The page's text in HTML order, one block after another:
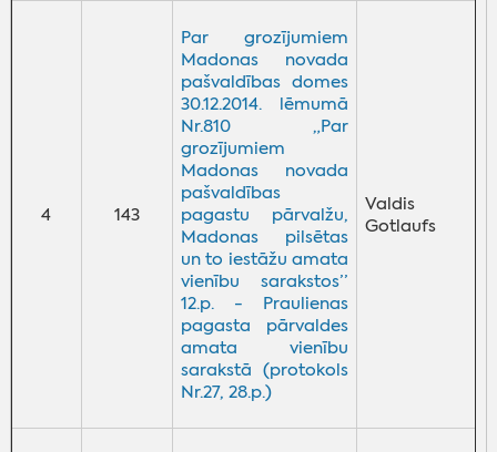
4 143
Par grozījumiem
Madonas novada
pašvaldības domes
30.12.2014. lēmumā
Nr.810 „Par
grozījumiem
Madonas novada
pašvaldības
pagastu pārvalžu,
Madonas pilsētas
un to iestāžu amata
vienību sarakstos’’
12.p. - Praulienas
pagasta pārvaldes
amata vienību
sarakstā (protokols
Nr.27, 28.p.)
Valdis
Gotlaufs